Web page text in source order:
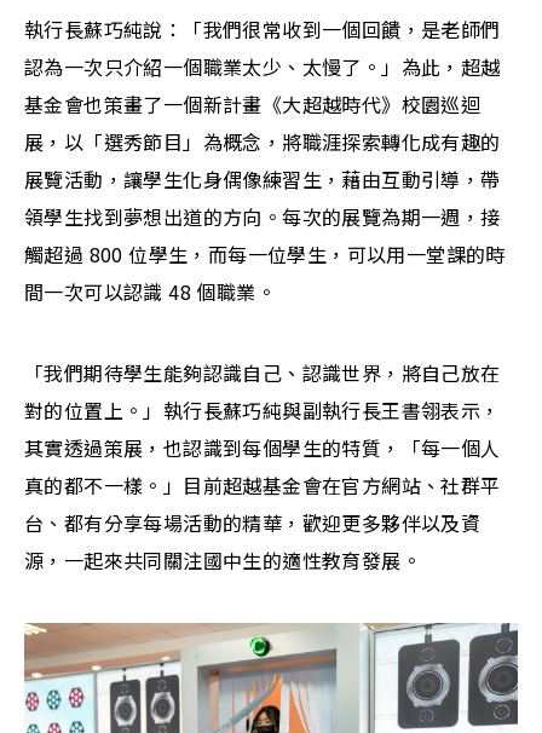
執行長蘇巧純說：「我們很常收到一個回饋，是老師們
認為一次只介紹一個職業太少、太慢了。」為此，超越
基金會也策畫了一個新計畫《大超越時代》校園巡迴
展，以「選秀節目」為概念，將職涯探索轉化成有趣的
展覽活動，讓學生化身偶像練習生，藉由互動引導，帶
領學生找到夢想出道的方向。每次的展覽為期一週，接
觸超過 800 位學生，而每一位學生，可以用一堂課的時
間一次可以認識 48 個職業。
「我們期待學生能夠認識自己、認識世界，將自己放在
對的位置上。」執行長蘇巧純與副執行長王書翎表示，
其實透過策展，也認識到每個學生的特質，「每一個人
真的都不一樣。」目前超越基金會在官方網站、社群平
台、都有分享每場活動的精華，歡迎更多夥伴以及資
源，一起來共同關注國中生的適性教育發展。